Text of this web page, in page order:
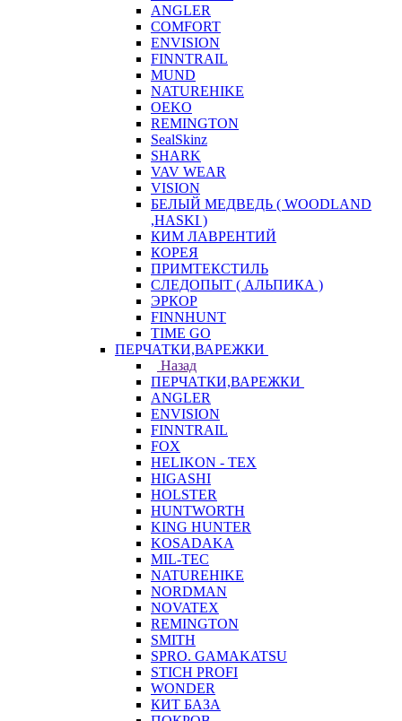
ANGLER
COMFORT
ENVISION
FINNTRAIL
MUND
NATUREHIKE
OEKO
REMINGTON
SealSkinz
SHARK
VAV WEAR
VISION
БЕЛЫЙ МЕДВЕДЬ ( WOODLAND
,HASKI )
КИМ ЛАВРЕНТИЙ
КОРЕЯ
ПРИМТЕКСТИЛЬ
СЛЕДОПЫТ ( АЛЬПИКА )
ЭРКОР
FINNHUNT
TIME GO
ПЕРЧАТКИ,ВАРЕЖКИ
Назад
ПЕРЧАТКИ,ВАРЕЖКИ
ANGLER
ENVISION
FINNTRAIL
FOX
HELIKON - TEX
HIGASHI
HOLSTER
HUNTWORTH
KING HUNTER
KOSADAKA
MIL-TEC
NATUREHIKE
NORDMAN
NOVATEX
REMINGTON
SMITH
SPRO. GAMAKATSU
STICH PROFI
WONDER
КИТ БАЗА